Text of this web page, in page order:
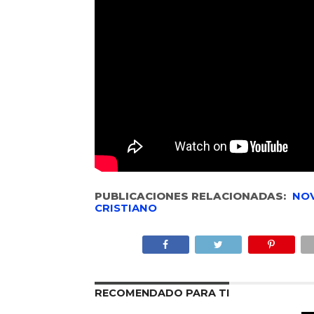
PUBLICACIONES RELACIONADAS:
CRISTIANO
RECOMENDADO PARA TI